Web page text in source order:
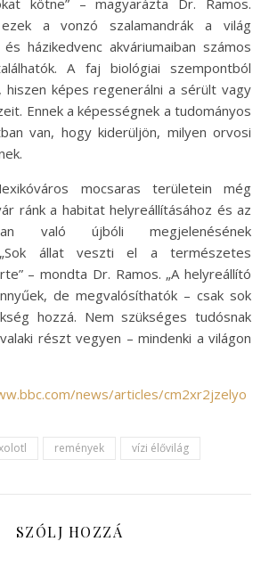
kötne” – magyarázta Dr. Ramos.
a vonzó szalamandrák a világ
házikedvenc akváriumaiban számos
A faj biológiai szempontból
hiszen képes regenerálni a sérült vagy
Ennek a képességnek a tudományos
van, hogy kiderüljön, milyen orvosi
mocsaras területein még
ránk a habitat helyreállításához és az
való újbóli megjelenésének
„Sok állat veszti el a természetes
– mondta Dr. Ramos. „A helyreállító
de megvalósíthatók – csak sok
hozzá. Nem szükséges tudósnak
részt vegyen – mindenki a világon
news/articles/cm2xr2jzelyo
remények vízi élővilág
SZÓLJ HOZZÁ